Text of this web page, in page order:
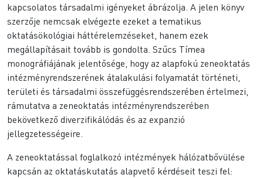
kapcsolatos társadalmi igényeket ábrázolja. A jelen könyv
szerzője nemcsak elvégezte ezeket a tematikus
oktatásökológiai háttérelemzéseket, hanem ezek
megállapításait tovább is gondolta. Szűcs Tímea
monográfiájának jelentősége, hogy az alapfokú zeneoktatás
intézményrendszerének átalakulási folyamatát történeti,
területi és társadalmi összefüggésrendszerében értelmezi,
rámutatva a zeneoktatás intézményrendszerében
bekövetkező diverzifikálódás és az expanzió
jellegzetességeire.
A zeneoktatással foglalkozó intézmények hálózatbővülése
kapcsán az oktatáskutatás alapvető kérdéseit teszi fel: